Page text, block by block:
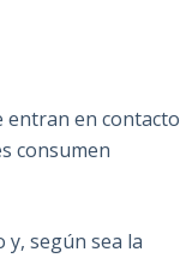
entran en contacto
consumen
según sea la